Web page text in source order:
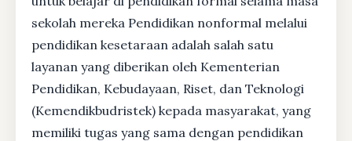
sekolah mereka Pendidikan nonformal melalui
pendidikan kesetaraan adalah salah satu
layanan yang diberikan oleh Kementerian
Pendidikan, Kebudayaan, Riset, dan Teknologi
(Kemendikbudristek) kepada masyarakat, yang
memiliki tugas yang sama dengan pendidikan